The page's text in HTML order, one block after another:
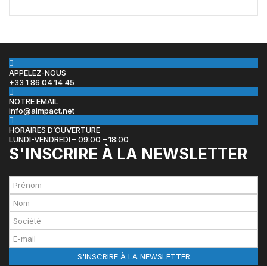
APPELEZ-NOUS
+33 1 86 04 14 45
NOTRE EMAIL
info@aimpact.net
HORAIRES D’OUVERTURE
LUNDI-VENDREDI – 09:00 – 18:00
S'INSCRIRE À LA NEWSLETTER